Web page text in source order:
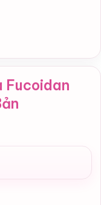
Fucoidan